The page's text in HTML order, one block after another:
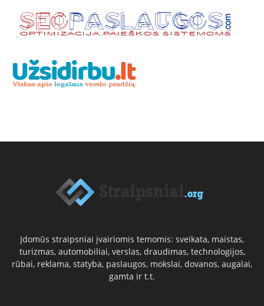
Įdomūs straipsniai įvairiomis temomis: sveikata, maistas,
turizmas, automobiliai, verslas, draudimas, technologijos,
rūbai, reklama, statyba, paslaugos, mokslai, dovanos, augalai,
gamta ir t.t.